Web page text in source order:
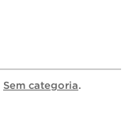
Sem categoria.